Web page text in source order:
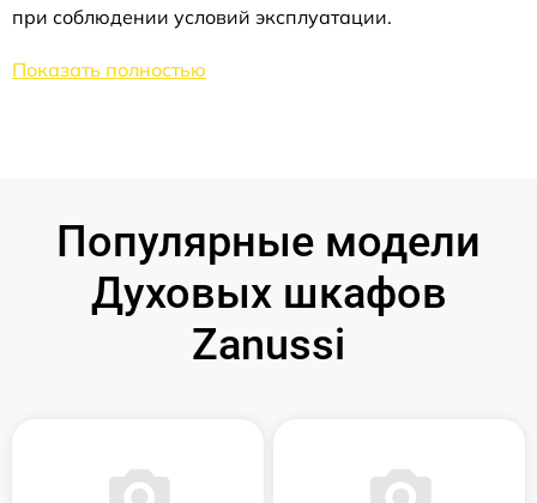
при соблюдении условий эксплуатации.
Показать полностью
Популярные модели
Духовых шкафов
Zanussi